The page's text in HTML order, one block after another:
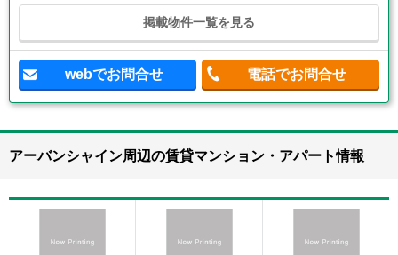
掲載物件一覧を見る
webでお問合せ 電話でお問合せ
アーバンシャイン周辺の賃貸マンション・アパート情報